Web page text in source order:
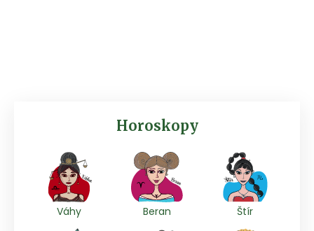
Horoskopy
Váhy Beran Štír